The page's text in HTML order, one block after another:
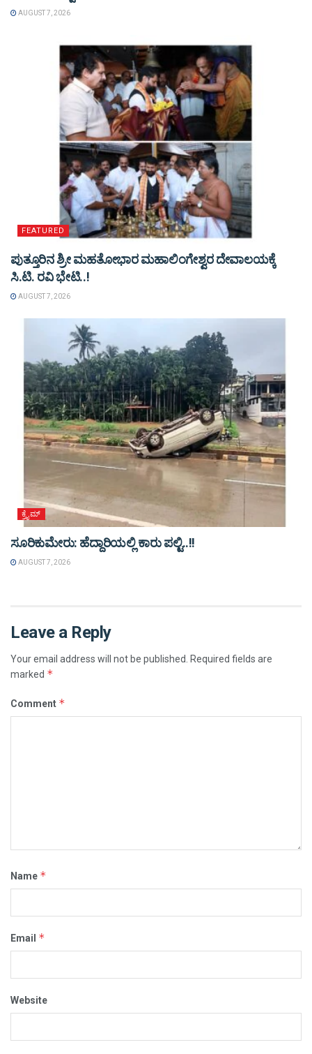
AUGUST 7, 2026
FEATURED
ಪುತ್ತೂರಿನ ಶ್ರೀ ಮಹತೋಭಾರ ಮಹಾಲಿಂಗೇಶ್ವರ ದೇವಾಲಯಕ್ಕೆ
ಸಿ.ಟಿ. ರವಿ ಭೇಟಿ..!
AUGUST 7, 2026
ಕ್ರೈಮ್
ಸೂರಿಕುಮೇರು: ಹೆದ್ದಾರಿಯಲ್ಲಿ ಕಾರು ಪಲ್ಟಿ..!!
AUGUST 7, 2026
Leave a Reply
Your email address will not be published. Required fields are
marked *
Comment *
Name *
Email *
Website